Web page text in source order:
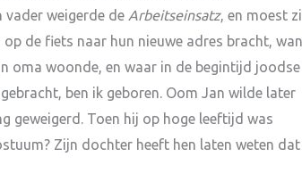
vader weigerde de Arbeitseinsatz, en moest
de fiets naar hun nieuwe adres bracht,
oma woonde, en waar in de begintijd joodse
ben ik geboren. Oom Jan wilde later
geweigerd. Toen hij op hoge leeftijd was
Zijn dochter heeft hen laten weten dat